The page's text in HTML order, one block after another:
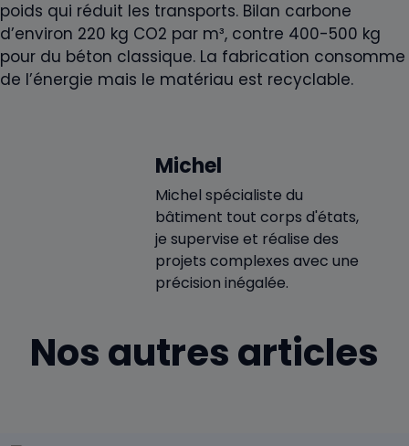
poids qui réduit les transports. Bilan carbone
d’environ 220 kg CO2 par m³, contre 400-500 kg
pour du béton classique. La fabrication consomme
de l’énergie mais le matériau est recyclable.
Michel
Michel spécialiste du
bâtiment tout corps d'états,
je supervise et réalise des
projets complexes avec une
précision inégalée.
Nos autres articles